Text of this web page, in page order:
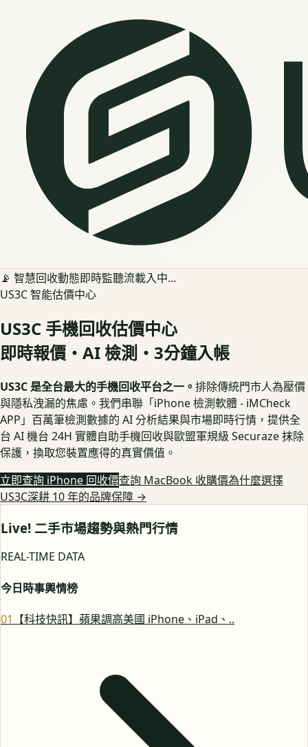
📡 智慧回收動態即時監聽流載入中...
US3C 智能估價中心
US3C 手機回收估價中心
即時報價・AI 檢測・3分鐘入帳
US3C 是全台最大的手機回收平台之一。 排除傳統門市人為壓價
與隱私洩漏的焦慮。我們串聯「iPhone 檢測軟體 - iMCheck
APP」百萬筆檢測數據的 AI 分析結果與市場即時行情，提供全
台 AI 機台 24H 實體自助手機回收與歐盟軍規級 Securaze 抹除
保護，換取您裝置應得的真實價值。
立即查詢 iPhone 回收價查詢 MacBook 收購價為什麼選擇
US3C深耕 10 年的品牌保障 →
Live! 二手市場趨勢與熱門行情
REAL-TIME DATA
今日時事輿情榜
01 【科技快訊】蘋果調高美國 iPhone、iPad、..